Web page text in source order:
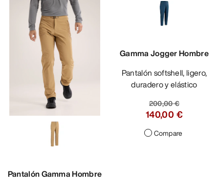
Pantalón Gamma Hombre
Gamma Jogger Hombre
Pantalón softshell, ligero,
duradero y elástico
200,00 €
140,00 €
Compare